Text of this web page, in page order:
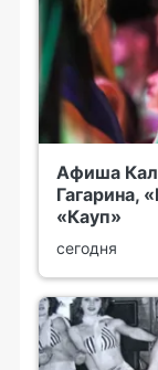
Афиша
Гагарина,
«Кауп»
сегодня